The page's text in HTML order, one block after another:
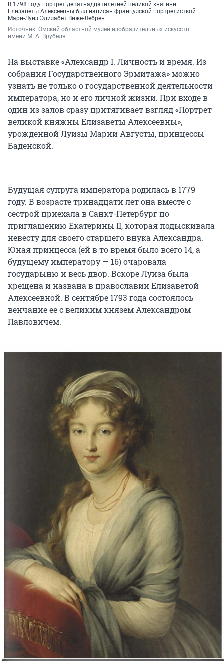
В 1798 году портрет девятнадцатилетней великой княгини
Елизаветы Алексеевны был написан французской портретисткой
Мари-Луиз Элизабет Виже-Лебрен
Источник: Омский областной музей изобразительных искусств
имени М. А. Врубеля
На выставке «Александр I. Личность и время. Из
собрания Государственного Эрмитажа» можно
узнать не только о государственной деятельности
императора, но и его личной жизни. При входе в
один из залов сразу притягивает взгляд «Портрет
великой княжны Елизаветы Алексеевны»,
урожденной Луизы Марии Августы, принцессы
Баденской.
Будущая супруга императора родилась в 1779
году. В возрасте тринадцати лет она вместе с
сестрой приехала в Санкт-Петербург по
приглашению Екатерины II, которая подыскивала
невесту для своего старшего внука Александра.
Юная принцесса (ей в то время было всего 14, а
будущему императору — 16) очаровала
государыню и весь двор. Вскоре Луиза была
крещена и названа в православии Елизаветой
Алексеевной. В сентябре 1793 года состоялось
венчание ее с великим князем Александром
Павловичем.